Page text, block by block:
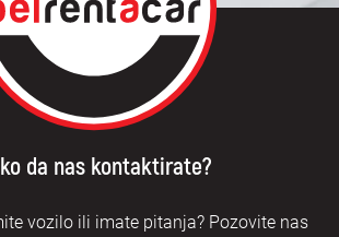
da nas kontaktirate?
vozilo ili imate pitanja? Pozovite nas